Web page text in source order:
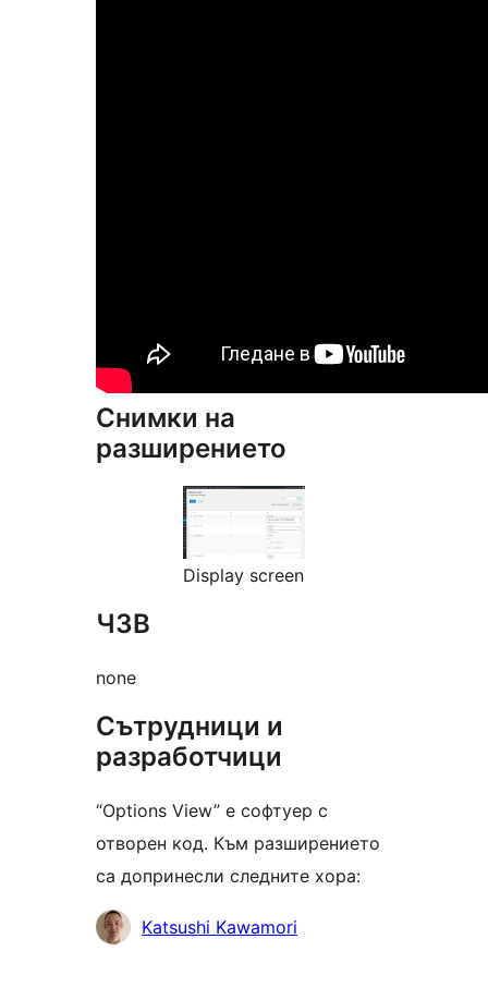
Снимки на
разширението
Display screen
ЧЗВ
none
Сътрудници и
разработчици
“Options View” е софтуер с
отворен код. Към разширението
са допринесли следните хора:
Сътрудници
Katsushi Kawamori